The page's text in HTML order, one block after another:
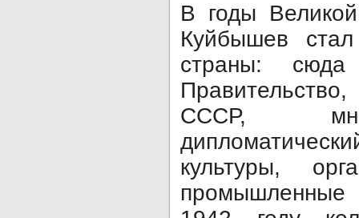
В годы
Куйбышев
страны: сюда
СССР,
культуры,
промышленные